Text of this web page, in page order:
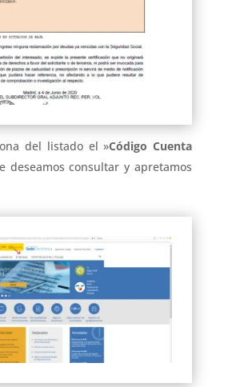
del listado el »Código Cuenta
deseamos consultar y apretamos